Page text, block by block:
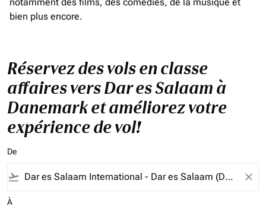
notamment des films, des comédies, de la musique et
bien plus encore.
Réservez des vols en classe
affaires vers Dar es Salaam à
Danemark et améliorez votre
expérience de vol!
De
flight_takeoff close
À